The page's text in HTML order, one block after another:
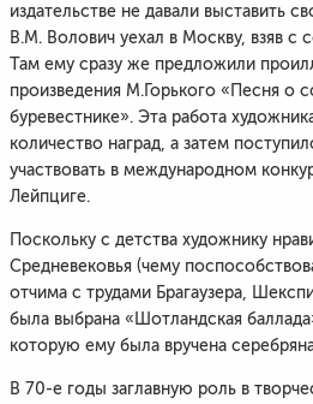
издательстве не давали выставить
В.М. Волович уехал в Москву, взяв с
Там ему сразу же предложили
произведения М.Горького «Песня о
буревестнике». Эта работа
количество наград, а затем
участвовать в международном
Лейпциге.
Поскольку с детства художнику
Средневековья (чему
отчима с трудами Брагаузера,
была выбрана «Шотландская
которую ему была вручена
В 70-е годы заглавную роль в